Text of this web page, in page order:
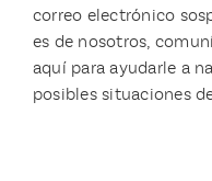
correo electrónico
es de nosotros,
aquí para ayudarle a
posibles situaciones